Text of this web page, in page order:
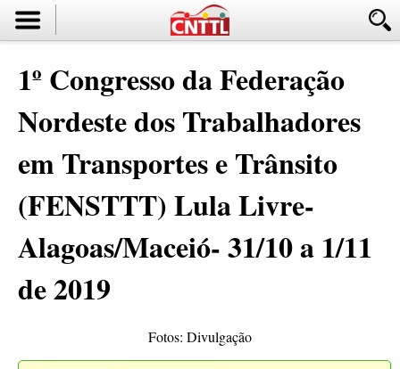
1º Congresso da Federação
Nordeste dos Trabalhadores
em Transportes e Trânsito
(FENSTTT) Lula Livre-
Alagoas/Maceió- 31/10 a 1/11
de 2019
Fotos: Divulgação